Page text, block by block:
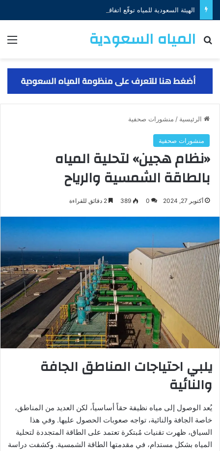
المياه السعودية
البحث عن
الرئيسية / منشورات صحفية
منشورات صحفية
«نظام هجين» لتحلية المياه
بالطاقة الشمسية والرياح
أكتوبر 27, 2024 0
389
يلبي احتياجات المناطق الجافة
والنائية
يُعد الوصول إلى مياه نظيفة حقاً أساسياً، لكن العديد من المناطق،
خاصة الجافة والنائية، تواجه صعوبات الحصول عليها. وفي هذا
السياق، ظهرت تقنيات مُبتكرة تعتمد على الطاقة المتجددة لتحلية
المياه بشكل مستدام، في مقدمتها الطاقة الشمسية. وكشفت دراسة